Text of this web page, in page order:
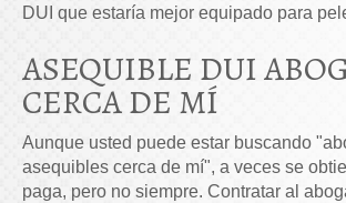
DUI que estaría mejor equipado para
ASEQUIBLE DUI
CERCA DE MÍ
Aunque usted puede estar buscando
asequibles cerca de mí", a veces se
paga, pero no siempre. Contratar al